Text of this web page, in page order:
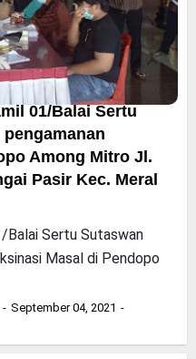
01/Balai Sertu
Among Mitro Jl.
Pasir Kec. Meral
Balai Sertu Sutaswan
Masal di Pendopo
September 04, 2021